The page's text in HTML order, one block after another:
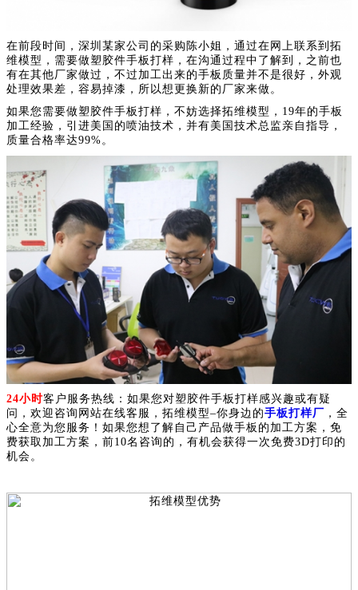
在前段时间，深圳某家公司的采购陈小姐，通过在网上联系到拓
维模型，需要做塑胶件手板打样，在沟通过程中了解到，之前也
有在其他厂家做过，不过加工出来的手板质量并不是很好，外观
处理效果差，容易掉漆，所以想更换新的厂家来做。
如果您需要做塑胶件手板打样，不妨选择拓维模型，19年的手板
加工经验，引进美国的喷油技术，并有美国技术总监亲自指导，
质量合格率达99%。
24小时客户服务热线：如果您对塑胶件手板打样感兴趣或有疑
问，欢迎咨询网站在线客服，拓维模型–你身边的手板打样厂 ，全
心全意为您服务！如果您想了解自己产品做手板的加工方案，免
费获取加工方案，前10名咨询的，有机会获得一次免费3D打印的
机会。